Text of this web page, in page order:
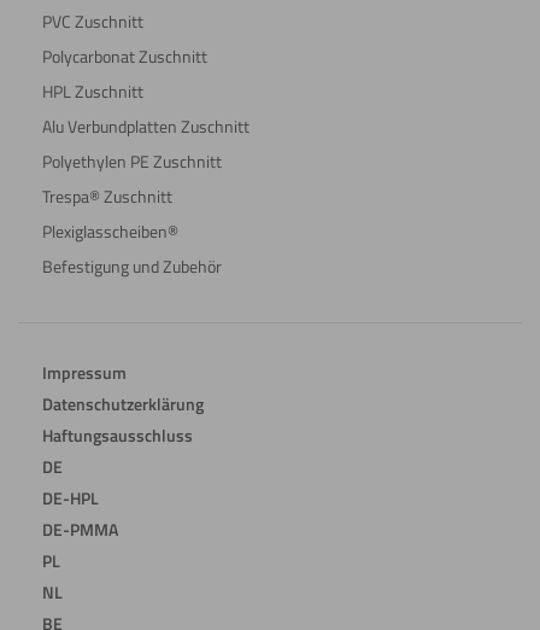
PVC Zuschnitt
Polycarbonat Zuschnitt
HPL Zuschnitt
Alu Verbundplatten Zuschnitt
Polyethylen PE Zuschnitt
Trespa® Zuschnitt
Plexiglasscheiben®
Befestigung und Zubehör
Impressum
Datenschutzerklärung
Haftungsausschluss
DE
DE-HPL
DE-PMMA
PL
NL
BE